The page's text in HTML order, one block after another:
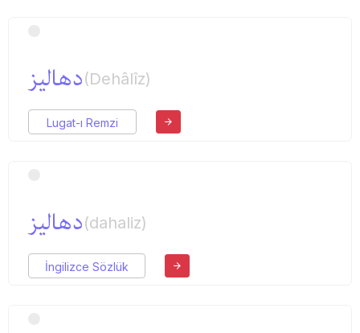
دهالیز(Dehâlîz)
Lugat-ı Remzi
دهالیز(dahaliz)
İngilizce Sözlük